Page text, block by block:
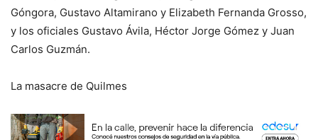
Góngora, Gustavo Altamirano y Elizabeth Fernanda Grosso,
y los oficiales Gustavo Ávila, Héctor Jorge Gómez y Juan
Carlos Guzmán.
La masacre de Quilmes